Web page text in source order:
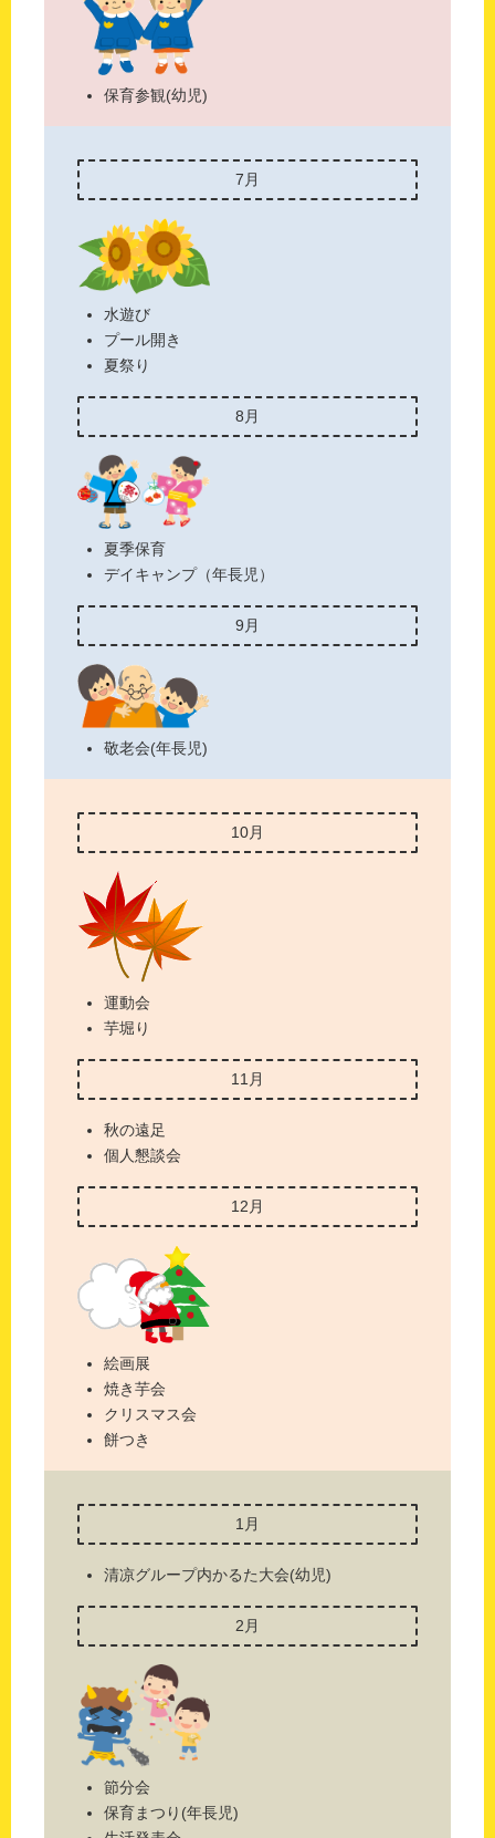
保育参観(幼児)
7月
水遊び
プール開き
夏祭り
8月
夏季保育
デイキャンプ（年長児）
9月
敬老会(年長児)
10月
運動会
芋堀り
11月
秋の遠足
個人懇談会
12月
絵画展
焼き芋会
クリスマス会
餅つき
1月
清凉グループ内かるた大会(幼児)
2月
節分会
保育まつり(年長児)